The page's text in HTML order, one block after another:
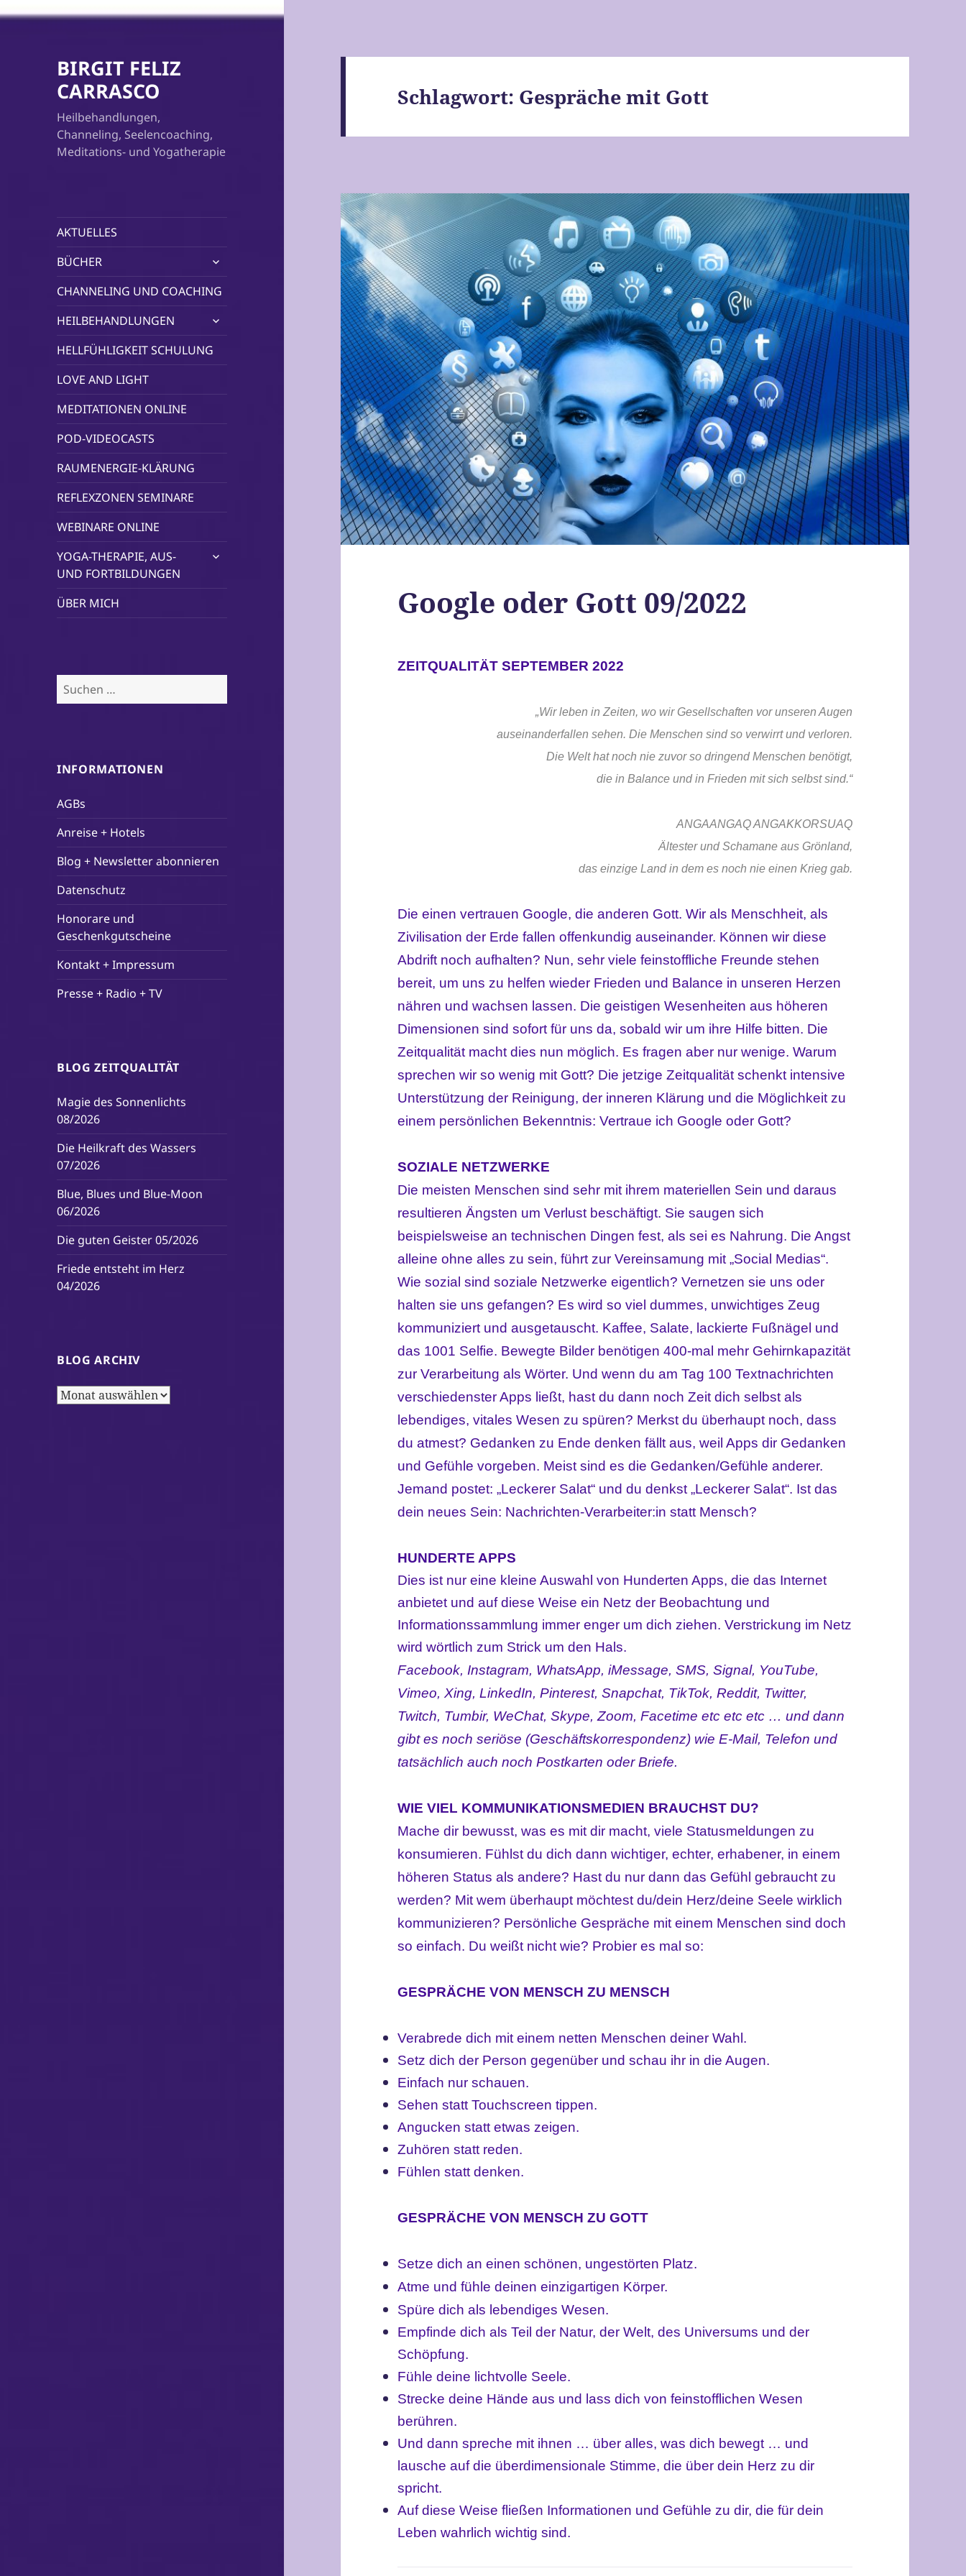
BIRGIT FELIZ
CARRASCO
Heilbehandlungen,
Channeling, Seelencoaching,
Meditations- und Yogatherapie
AKTUELLES
BÜCHER
untermenü
öffnen
CHANNELING UND COACHING
HEILBEHANDLUNGEN
untermenü
HELLFÜHLIGKEIT SCHULUNG
LOVE AND LIGHT
MEDITATIONEN ONLINE
POD-VIDEOCASTS
RAUMENERGIE-KLÄRUNG
REFLEXZONEN SEMINARE
WEBINARE ONLINE
YOGA-THERAPIE, AUS-
UND FORTBILDUNGEN
untermenü
ÜBER MICH
Suchen
nach:
INFORMATIONEN
AGBs
Anreise + Hotels
Blog + Newsletter abonnieren
Datenschutz
Honorare und
Geschenkgutscheine
Kontakt + Impressum
Presse + Radio + TV
BLOG ZEITQUALITÄT
Magie des Sonnenlichts
08/2026
Die Heilkraft des Wassers
07/2026
Blue, Blues und Blue-Moon
06/2026
Die guten Geister 05/2026
Friede entsteht im Herz
04/2026
BLOG ARCHIV
Blog
Schlagwort: Gespräche mit Gott
Google oder Gott 09/2022
ZEITQUALITÄT SEPTEMBER 2022
„Wir leben in Zeiten, wo wir Gesellschaften vor unseren Augen
auseinanderfallen sehen. Die Menschen sind so verwirrt und verloren.
Die Welt hat noch nie zuvor so dringend Menschen benötigt,
die in Balance und in Frieden mit sich selbst sind.“
ANGAANGAQ ANGAKKORSUAQ
Ältester und Schamane aus Grönland,
das einzige Land in dem es noch nie einen Krieg gab.
Die einen vertrauen Google, die anderen Gott. Wir als Menschheit, als
Zivilisation der Erde fallen offenkundig auseinander. Können wir diese
Abdrift noch aufhalten? Nun, sehr viele feinstoffliche Freunde stehen
bereit, um uns zu helfen wieder Frieden und Balance in unseren Herzen
nähren und wachsen lassen. Die geistigen Wesenheiten aus höheren
Dimensionen sind sofort für uns da, sobald wir um ihre Hilfe bitten. Die
Zeitqualität macht dies nun möglich. Es fragen aber nur wenige. Warum
sprechen wir so wenig mit Gott? Die jetzige Zeitqualität schenkt intensive
Unterstützung der Reinigung, der inneren Klärung und die Möglichkeit zu
einem persönlichen Bekenntnis: Vertraue ich Google oder Gott?
SOZIALE NETZWERKE
Die meisten Menschen sind sehr mit ihrem materiellen Sein und daraus
resultieren Ängsten um Verlust beschäftigt. Sie saugen sich
beispielsweise an technischen Dingen fest, als sei es Nahrung. Die Angst
alleine ohne alles zu sein, führt zur Vereinsamung mit „Social Medias“.
Wie sozial sind soziale Netzwerke eigentlich? Vernetzen sie uns oder
halten sie uns gefangen? Es wird so viel dummes, unwichtiges Zeug
kommuniziert und ausgetauscht. Kaffee, Salate, lackierte Fußnägel und
das 1001 Selfie. Bewegte Bilder benötigen 400-mal mehr Gehirnkapazität
zur Verarbeitung als Wörter. Und wenn du am Tag 100 Textnachrichten
verschiedenster Apps ließt, hast du dann noch Zeit dich selbst als
lebendiges, vitales Wesen zu spüren? Merkst du überhaupt noch, dass
du atmest? Gedanken zu Ende denken fällt aus, weil Apps dir Gedanken
und Gefühle vorgeben. Meist sind es die Gedanken/Gefühle anderer.
Jemand postet: „Leckerer Salat“ und du denkst „Leckerer Salat“. Ist das
dein neues Sein: Nachrichten-Verarbeiter:in statt Mensch?
HUNDERTE APPS
Dies ist nur eine kleine Auswahl von Hunderten Apps, die das Internet
anbietet und auf diese Weise ein Netz der Beobachtung und
Informationssammlung immer enger um dich ziehen. Verstrickung im Netz
wird wörtlich zum Strick um den Hals.
Facebook, Instagram, WhatsApp, iMessage, SMS, Signal, YouTube,
Vimeo, Xing, LinkedIn, Pinterest, Snapchat, TikTok, Reddit, Twitter,
Twitch, Tumbir, WeChat, Skype, Zoom, Facetime etc etc etc … und dann
gibt es noch seriöse (Geschäftskorrespondenz) wie E-Mail, Telefon und
tatsächlich auch noch Postkarten oder Briefe.
WIE VIEL KOMMUNIKATIONSMEDIEN BRAUCHST DU?
Mache dir bewusst, was es mit dir macht, viele Statusmeldungen zu
konsumieren. Fühlst du dich dann wichtiger, echter, erhabener, in einem
höheren Status als andere? Hast du nur dann das Gefühl gebraucht zu
werden? Mit wem überhaupt möchtest du/dein Herz/deine Seele wirklich
kommunizieren? Persönliche Gespräche mit einem Menschen sind doch
so einfach. Du weißt nicht wie? Probier es mal so:
GESPRÄCHE VON MENSCH ZU MENSCH
Verabrede dich mit einem netten Menschen deiner Wahl.
Setz dich der Person gegenüber und schau ihr in die Augen.
Einfach nur schauen.
Sehen statt Touchscreen tippen.
Angucken statt etwas zeigen.
Zuhören statt reden.
Fühlen statt denken.
GESPRÄCHE VON MENSCH ZU GOTT
Setze dich an einen schönen, ungestörten Platz.
Atme und fühle deinen einzigartigen Körper.
Spüre dich als lebendiges Wesen.
Empfinde dich als Teil der Natur, der Welt, des Universums und der
Schöpfung.
Fühle deine lichtvolle Seele.
Strecke deine Hände aus und lass dich von feinstofflichen Wesen
berühren.
Und dann spreche mit ihnen … über alles, was dich bewegt … und
lausche auf die überdimensionale Stimme, die über dein Herz zu dir
spricht.
Auf diese Weise fließen Informationen und Gefühle zu dir, die für dein
Leben wahrlich wichtig sind.